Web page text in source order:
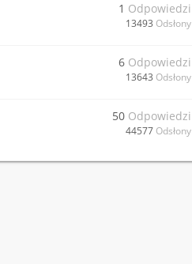
1 Odpowiedzi
13493 Odsłony
6 Odpowiedzi
13643 Odsłony
50 Odpowiedzi
44577 Odsłony